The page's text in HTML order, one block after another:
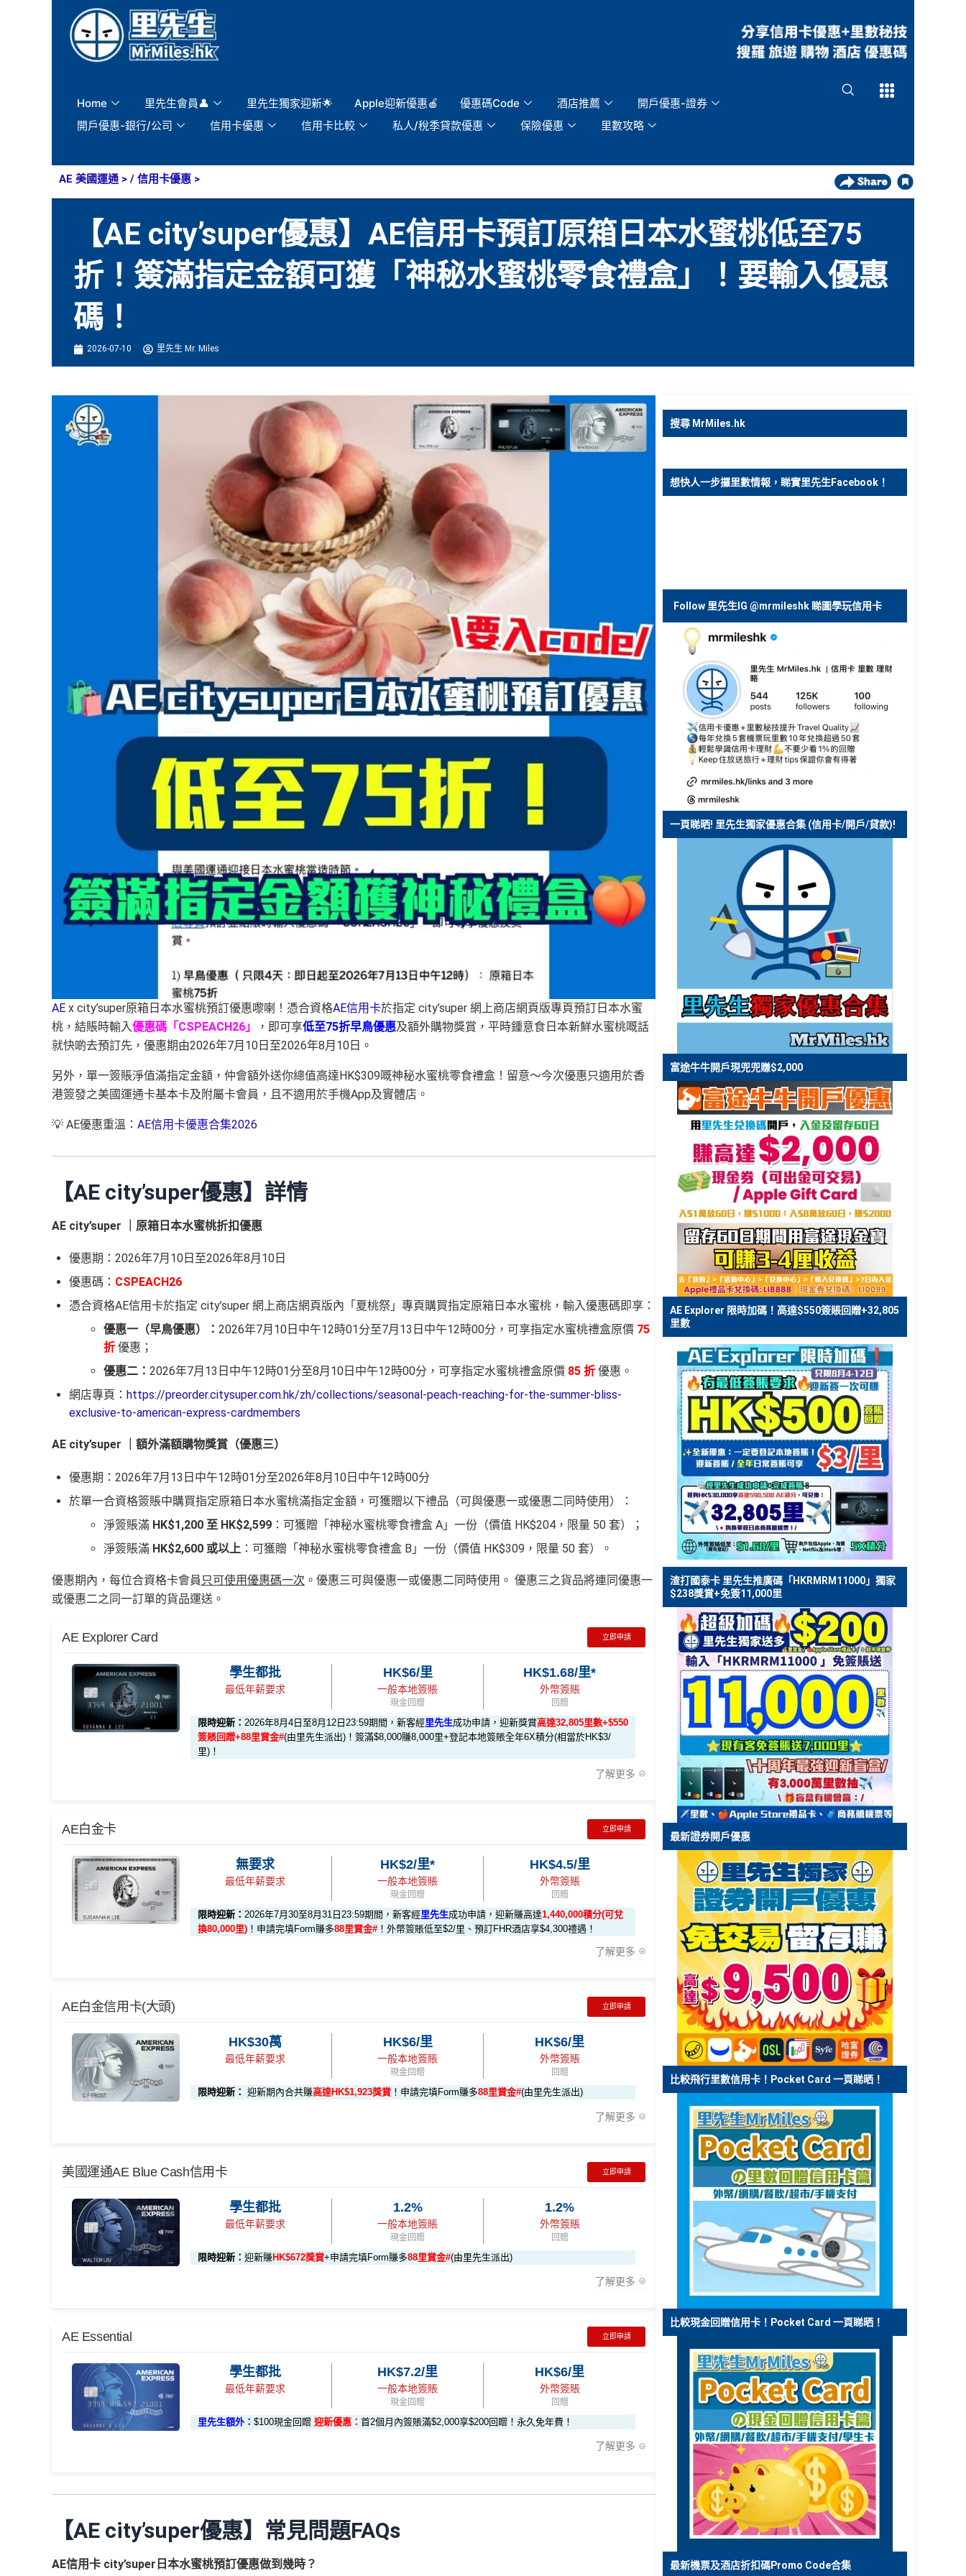
Home 里先生會員👤 里先生獨家迎新🌟 Apple迎新優惠🍎 優惠碼Code 酒店推薦
開戶優惠-證券
開戶優惠-銀行/公司
信用卡優惠 信用卡比較 私人/稅季貸款優惠 保險優惠 里數攻略
Open
AE 美國運通 > / 信用卡優惠 >
【AE city’super優惠】AE信用卡預訂原箱日本水蜜桃低至75
折！簽滿指定金額可獲「神秘水蜜桃零食禮盒」！要輸入優惠
碼！
2026-07-10 里先生 Mr. Miles
AE x city’super原箱日本水蜜桃預訂優惠嚟喇 ！憑合資格AE信用卡於指定 city’super 網上商店網頁版專頁預訂日本水蜜
桃，結賬時輸入優惠碼「CSPEACH26」 ，即可享低至75折早鳥優惠及額外購物獎賞 ，平時鍾意食日本新鮮水蜜桃嘅話
就快啲去預訂先，優惠期由2026年7月10日至2026年8月10日 。
另外，單一簽賬淨值滿指定金額，仲會額外送你總值高達HK$309嘅神秘水蜜桃零食禮盒 ！留意～今次優惠只適用於香
港簽發之美國運通卡基本卡及附屬卡會員，且不適用於手機App及實體店 。
💡 AE優惠重溫： AE信用卡優惠合集2026
【AE city’super優惠】詳情
AE city’super ｜原箱日本水蜜桃折扣優惠
優惠期：2026年7月10日至2026年8月10日
優惠碼： CSPEACH26
憑合資格AE信用卡於指定 city’super 網上商店網頁版內「夏桃祭」專頁購買指定原箱日本水蜜桃，輸入優惠碼即享：
優惠一（早鳥優惠）： 2026年7月10日中午12時01分至7月13日中午12時00分，可享指定水蜜桃禮盒原價 75
折 優惠 ；
優惠二： 2026年7月13日中午12時01分至8月10日中午12時00分，可享指定水蜜桃禮盒原價 85 折 優惠 。
網店專頁： https://preorder.citysuper.com.hk/zh/collections/seasonal-peach-reaching-for-the-summer-bliss-
exclusive-to-american-express-cardmembers
AE city’super ｜額外滿額購物獎賞（優惠三）
優惠期：2026年7月13日中午12時01分至2026年8月10日中午12時00分
於單一合資格簽賬中購買指定原箱日本水蜜桃滿指定金額，可獲贈以下禮品（可與優惠一或優惠二同時使用）
：
淨簽賬滿 HK$1,200 至 HK$2,599 ：可獲贈「神秘水蜜桃零食禮盒 A」一份（價值 HK$204，限量 50 套）
；
淨簽賬滿 HK$2,600 或以上 ：可獲贈「神秘水蜜桃零食禮盒 B」一份（價值 HK$309，限量 50 套） 。
優惠期內，每位合資格卡會員 只可使用優惠碼一次 。優惠三可與優惠一或優惠二同時使用。 優惠三之貨品將連同優惠一
或優惠二之同一訂單的貨品運送。
AE Explorer Card 立即申請
學生都批
最低年薪要求
HK$6/里
一般本地簽賬
現金回贈
HK$1.68/里*
外幣簽賬
回贈
限時迎新： 2026年8月4日至8月12日23:59期間，新客經里先生成功申請，迎新獎賞高達32,805里數+$550
簽賬回贈+88里賞金#(由里先生派出)！簽滿$8,000賺8,000里+登記本地簽賬全年6X積分(相當於HK$3/
里)！
了解更多
🎁迎新禮遇
迎新項目 條件 (於首3個月內做)
🎯 第一階段：開卡必做 (登記特別優惠)
登記特別推廣
HK$10,000）
📍登記優惠 2： https://shorturl.at/YNQXl
(為下階段疊加倍數積分作準備)
🎯 第二階段：本地迎新簽賬獎賞 (累積簽滿 HK$8,000 本地簽賬)
(相當於 5,333 里數)
本地簽賬 6X 積分 (第一階
段已登記)
上述 HK$8,000 本地簽賬*6X 積分
48,000 AE積分
(相當於 2,667 里數)
額外迎新獎賞
本地簽賬 6X + 基本 3X
HK$12,000 本地簽賬)
• 首 HK$7,000 享 6X 積分 (食盡每季HK$15,000上限)
• 餘下 HK$5,000 享基本 3X 積分
57,000 AE積分
(相當於 3,166 里數)
外幣簽賬 10.75X (第一階段
額外外幣簽賬 HK$10,000*10.75X 積分(食盡每季
107,500 AE積分
八達通增值回贈
用基本卡或附屬卡為手機八達通 (iPhone / Apple
Watch / Android) 單次增值滿 HK$600
申請完填 FormMrMiles.hk/exp-form
AE白金卡 立即申請
無要求
最低年薪要求
HK$2/里*
一般本地簽賬
現金回贈
HK$4.5/里
外幣簽賬
回贈
限時迎新： 2026年7月30至8月31日23:59期間，新客經里先生成功申請，迎新賺高達1,440,000積分(可兌
換80,000里) ！申請完填Form賺多88里賞金# ！外幣簽賬低至$2/里、預訂FHR酒店享$4,300禮遇！
了解更多
🎁迎新禮遇 AE白金卡里先生優惠
優惠期：2026年7月30日至8月31日23:59期間 ，年費HK$9,500，無得傾必需俾，留意 新客
之客戶迎新
有唔同全新美國運通基本卡會員* ：迎新高達 (可換80,000里) +88里賞金#(由里先生派出)迎新資格：
現時或於申請日期起計過去 12 個月內 未曾持有或取消 任何由美國運通香港批核的信用卡或簽賬卡之基本卡會員。
簽賬回
贈
00
144萬積
首6個月內 累積簽賬滿HK$6萬有66萬積分於第15至17個月期間，進行一次任何金額的合資格簽賬再有
金#
以上迎新連同基本積分合共有 高達1,440,000 AE積分(=80,000里數) + HK$50簽賬回贈
獎賞由AE直接存入。
同埋88里賞金#(由里先生派出)。 ：迎新高達76萬AE
(可換42,222里)+88里賞金#(由里
先生派出)迎新資格：現時持有或於申請日期起計過去 12 個月內曾持有或取消任何由美國運通香港批核的信用卡或簽賬
HK$50
首3個月內用基本卡或附屬卡為手機八達通包括iPhone、Apple Watch或Android手機，單次增值淨HK$6
AE白金信用卡(大頭) 立即申請
HK$30萬
最低年薪要求
HK$6/里
一般本地簽賬
現金回贈
HK$6/里
外幣簽賬
回贈
限時迎新： 迎新期內合共賺高達HK$1,923獎賞 ！申請完填Form賺多88里賞金#(由里先生派出)
了解更多
🎁迎新禮遇
首3個月內成功簽賬一次: 享
HK$300簽賬回贈
首3個月內成功簽賬滿HK$10,000: 享
HK$700簽賬回贈
基本卡批核後首3個月內每HK$1=5美國運通積分，可賺取高達240,000積分，（以Amex Travel換機票酒店(ATO)或
以Pay with points max每260＝$1^可換HK$923，換酒店分/里數或禮品價值會更高！）如果有大額簽賬如醫院或保
#每1里賞金 ≈ HK$1，可兌換FPS轉數快回贈！詳情 MrMiles.hk/mmcredit
✅優點
（主卡）美心指定中西食府惠顧晚膳堂食自主餐牌食品﹐星期一至四：2-3人有6折，4-12人有75折 / 星期五至日：2
-12人有75折
（主卡及附屬卡）惠顧聘珍樓、名都酒樓及名都﹐
美國運通AE Blue Cash信用卡 立即申請
學生都批
最低年薪要求
1.2%
一般本地簽賬
現金回贈
1.2%
外幣簽賬
回贈
限時迎新： 迎新賺HK$672獎賞+申請完填Form賺多88里賞金#(由里先生派出)
了解更多
AE Blue Cash
信用卡迎新賺回贈
由2026年8月1日至8月31日期間，迎新簽HK$6,000賺到：
首2個月內累積簽賬滿HK$6,000賺 HK$500簽賬回贈
加總以上， 合共賺HK$672簽賬回贈+88里賞金##每1里賞金 ≈ HK$1，可兌換FPS轉數快回贈！詳情
edit
✅優點
AE Essential 立即申請
學生都批
最低年薪要求
HK$7.2/里
一般本地簽賬
現金回贈
HK$6/里
外幣簽賬
回贈
里先生額外： $100現金回贈 迎新優惠： 首2個月內簽賬滿$2,000享$200回贈！永久免年費！
了解更多
AE Essential信用卡迎新
迎新項目 條件(於首2個月內做)
【AE city’super優惠】常見問題FAQs
AE信用卡 city’super日本水蜜桃預訂優惠做到幾時？
搜尋 MrMiles.hk
想快人一步攞里數情報，睇實里先生Facebook！
Follow 里先生IG @mrmileshk 睇圖學玩信用卡
一頁睇晒! 里先生獨家優惠合集 (信用卡/開戶/貸款)!
富途牛牛開戶現兜兜賺$2,000
AE Explorer 限時加碼！高達$550簽賬回贈+32,805
里數
渣打國泰卡 里先生推廣碼「HKRMRM11000」獨家
$238獎賞+免簽11,000里
最新證券開戶優惠
比較飛行里數信用卡！Pocket Card 一頁睇晒！
比較現金回贈信用卡！Pocket Card 一頁睇晒！
最新機票及酒店折扣碼Promo Code合集